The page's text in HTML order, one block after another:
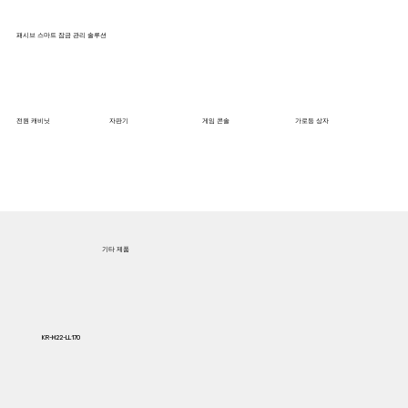
패시브 스마트 잠금 관리 솔루션
전원 캐비닛 자판기 게임 콘솔 가로등 상자
기타 제품
KR-M22-LL170